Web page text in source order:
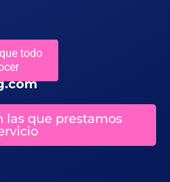
todo
las que prestamos